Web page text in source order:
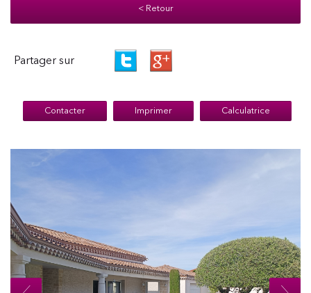
< Retour
Partager sur
Contacter Imprimer Calculatrice